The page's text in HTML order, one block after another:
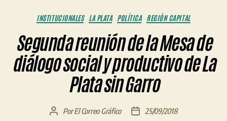
Categorías
INSTITUCIONALES LA PLATA POLÍTICA REGIÓN CAPITAL
Segunda reunión de la Mesa de
diálogo social y productivo de La
Plata sin Garro
AutorPorEl Correo Gráfico
Fecha25/09/2018